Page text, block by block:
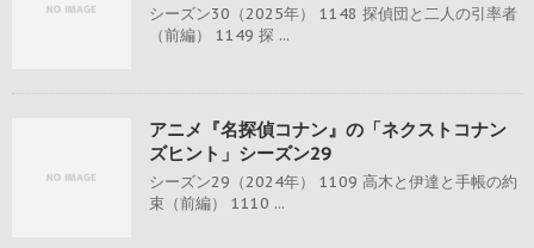
シーズン30（2025年） 1148 探偵団と二人の引率者
（前編） 1149 探 ...
アニメ『名探偵コナン』の「ネクストコナン
ズヒント」シーズン29
シーズン29（2024年） 1109 高木と伊達と手帳の約
束（前編） 1110 ...